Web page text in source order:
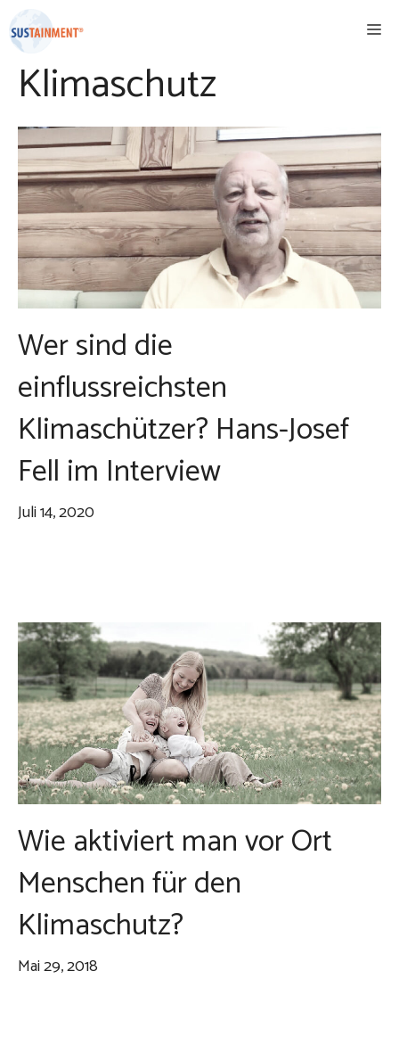
Zum
Inhalt
springen
Klimaschutz
Wer sind die
einflussreichsten
Klimaschützer? Hans-Josef
Fell im Interview
Juli 14, 2020
Wie aktiviert man vor Ort
Menschen für den
Klimaschutz?
Mai 29, 2018